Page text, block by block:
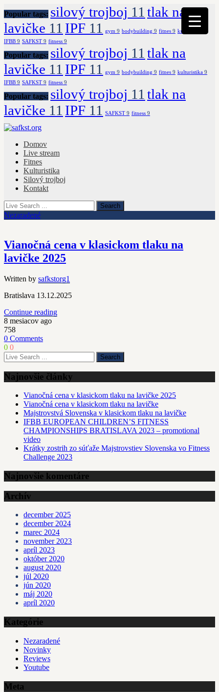
Popular tags: silový trojboj 11 tlak na
lavičke 11 IPF 11 gym 9 bodybuilding 9 fitnes 9 kulturistika
IFBB 9 SAFKST 9 fitness 9
Popular tags: silový trojboj 11 tlak na
lavičke 11 IPF 11 gym 9 bodybuilding 9 fitnes 9 kulturistika 9
IFBB 9 SAFKST 9 fitness 9
Popular tags: silový trojboj 11 tlak na
lavičke 11 IPF 11 SAFKST 9 fitness 9
Domov
Live stream
Fitnes
Kulturistika
Silový trojboj
Kontakt
Nezaradené
Vianočná cena v klasickom tlaku na
lavičke 2025
Written by safkstorg1
Bratislava 13.12.2025
Continue reading
8 mesiacov ago
758
0 Comments
0 0
Najnovšie články
Vianočná cena v klasickom tlaku na lavičke 2025
Vianočná cena v klasickom tlaku na lavičke
Majstrovstvá Slovenska v klasickom tlaku na lavičke
IFBB EUROPEAN CHILDREN’S FITNESS
CHAMPIONSHIPS BRATISLAVA 2023 – promotional
video
Krátky zostrih zo súťaže Majstrovstiev Slovenska vo Fitness
Challenge 2023
Najnovšie komentáre
Archív
december 2025
december 2024
marec 2024
november 2023
apríl 2023
október 2020
august 2020
júl 2020
jún 2020
máj 2020
apríl 2020
Kategórie
Nezaradené
Novinky
Reviews
Youtube
Meta